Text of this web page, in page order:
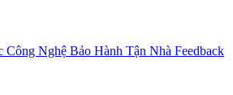
Công Nghệ Bảo Hành Tận Nhà Feedback